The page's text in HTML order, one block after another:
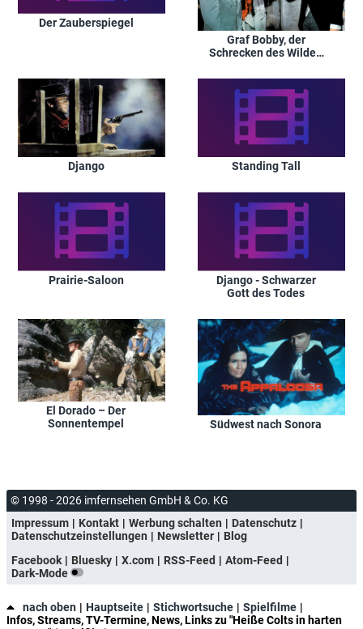
Der Zauberspiegel
Graf Bobby, der
Schrecken des Wilden
Django Standing Tall
Prairie-Saloon
Django - Schwarzer
Gott des Todes
El Dorado – Der
Sonnentempel
Südwest nach Sonora
© 1998 - 2026 imfernsehen GmbH & Co. KG
Impressum
Kontakt Werbung schalten
Datenschutz
Datenschutzeinstellungen
Newsletter
Blog
Facebook
Bluesky X.com RSS-Feed
Atom-Feed
Dark-Mode
nach oben Hauptseite Stichwortsuche
Spielfilme
Infos, Streams, TV-Termine, News, Links zu "Heiße Colts in harten